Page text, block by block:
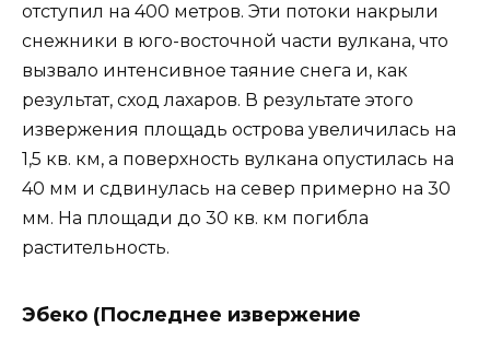
отступил на 400 метров. Эти потоки накрыли
снежники в юго-восточной части вулкана, что
вызвало интенсивное таяние снега и, как
результат, сход лахаров. В результате этого
извержения площадь острова увеличилась на
1,5 кв. км, а поверхность вулкана опустилась на
40 мм и сдвинулась на север примерно на 30
мм. На площади до 30 кв. км погибла
растительность.
Эбеко (Последнее извержение